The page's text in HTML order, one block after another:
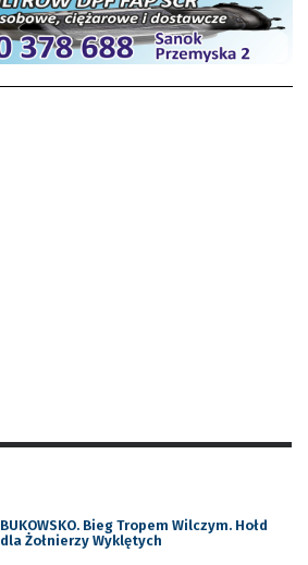
BUKOWSKO. Bieg Tropem Wilczym. Hołd
dla Żołnierzy Wyklętych